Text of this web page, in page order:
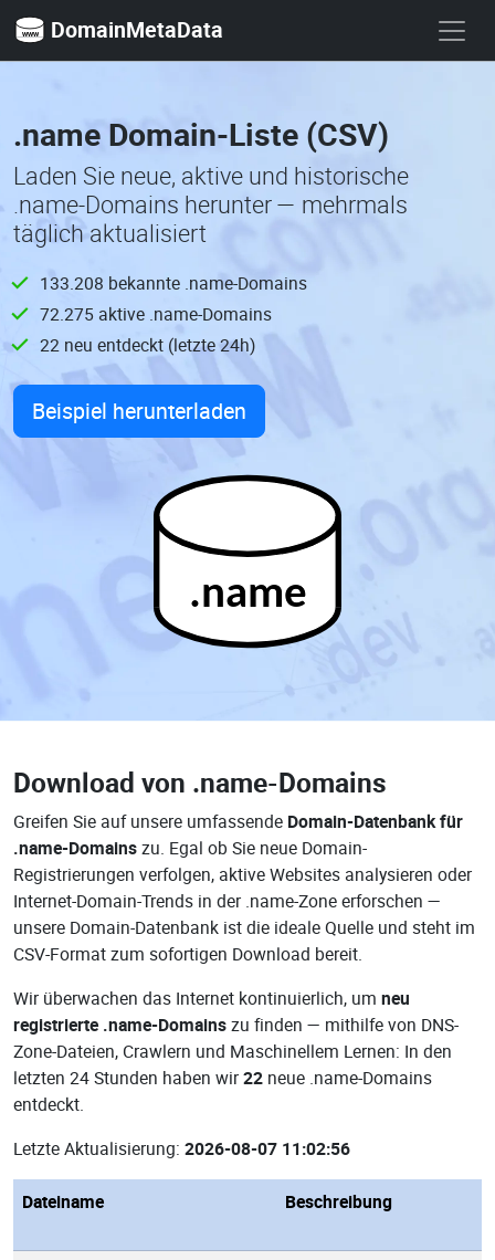
DomainMetaData
.name Domain-Liste (CSV)
Laden Sie neue, aktive und historische
.name-Domains herunter — mehrmals
täglich aktualisiert
133.208 bekannte .name-Domains
72.275 aktive .name-Domains
22 neu entdeckt (letzte 24h)
Beispiel herunterladen
.name
Download von .name-Domains
Greifen Sie auf unsere umfassende Domain-Datenbank für
.name-Domainszu. Egal ob Sie neue Domain-
Registrierungen verfolgen, aktive Websites analysieren oder
Internet-Domain-Trends in der .name-Zone erforschen —
unsere Domain-Datenbank ist die ideale Quelle und steht im
CSV-Format zum sofortigen Download bereit.
Wir überwachen das Internet kontinuierlich, um neu
registrierte .name-Domainszu finden — mithilfe von DNS-
Zone-Dateien, Crawlern und Maschinellem Lernen: In den
letzten 24 Stunden haben wir22 neue .name-Domains
entdeckt.
Letzte Aktualisierung: 2026-08-07 11:02:56
Dateiname Beschreibung